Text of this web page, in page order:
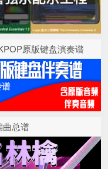
原版键盘演奏谱
曲总谱